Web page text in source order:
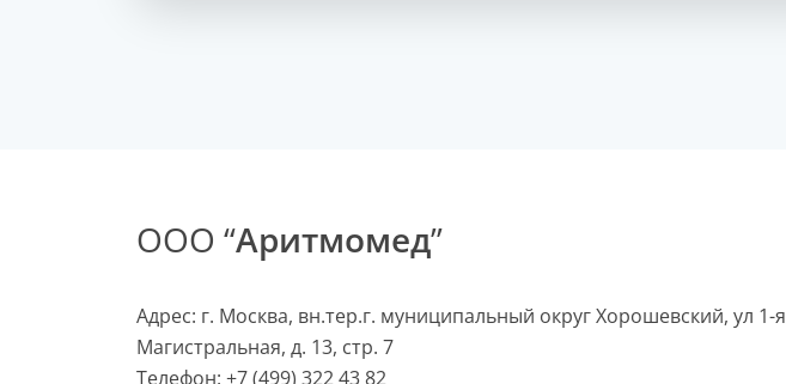
ООО “Аритмомед”
Адрес: г. Москва, вн.тер.г. муниципальный округ Хорошевский, ул 1-я
Магистральная, д. 13, стр. 7
Телефон: +7 (499) 322 43 82